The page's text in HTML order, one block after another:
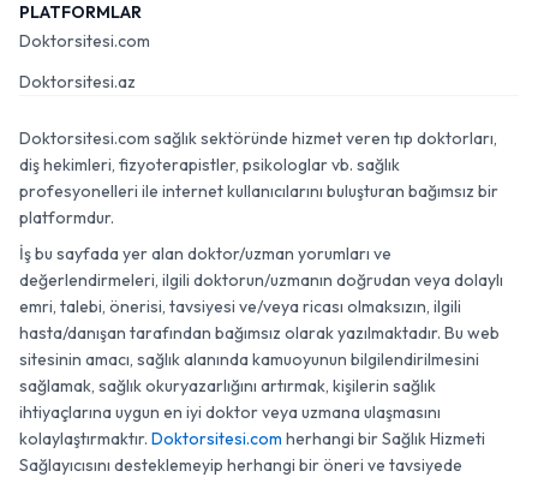
PLATFORMLAR
Doktorsitesi.com
Doktorsitesi.az
Doktorsitesi.com sağlık sektöründe hizmet veren tıp doktorları,
diş hekimleri, fizyoterapistler, psikologlar vb. sağlık
profesyonelleri ile internet kullanıcılarını buluşturan bağımsız bir
platformdur.
İş bu sayfada yer alan doktor/uzman yorumları ve
değerlendirmeleri, ilgili doktorun/uzmanın doğrudan veya dolaylı
emri, talebi, önerisi, tavsiyesi ve/veya ricası olmaksızın, ilgili
hasta/danışan tarafından bağımsız olarak yazılmaktadır. Bu web
sitesinin amacı, sağlık alanında kamuoyunun bilgilendirilmesini
sağlamak, sağlık okuryazarlığını artırmak, kişilerin sağlık
ihtiyaçlarına uygun en iyi doktor veya uzmana ulaşmasını
kolaylaştırmaktır. Doktorsitesi.com herhangi bir Sağlık Hizmeti
Sağlayıcısını desteklemeyip herhangi bir öneri ve tavsiyede